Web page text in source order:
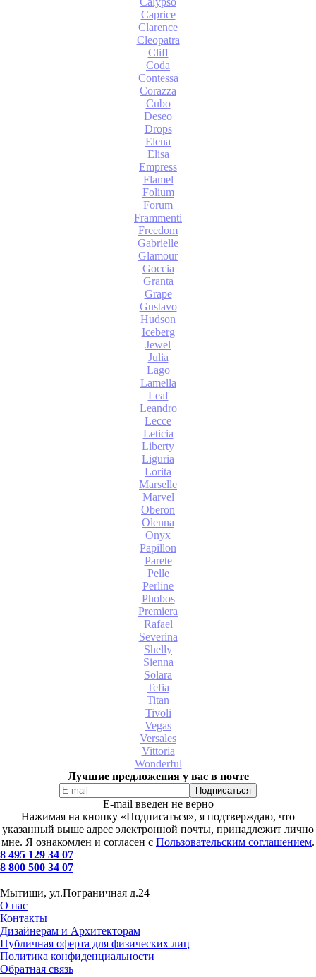
Caprice
Clarence
Cleopatra
Cliff
Coda
Contessa
Corazza
Cubo
Deseo
Drops
Elena
Elisa
Empress
Flamel
Folium
Forum
Frammenti
Freedom
Gabrielle
Glamour
Goccia
Granta
Grape
Gustavo
Hudson
Iceberg
Jewel
Julia
Lago
Lamella
Leaf
Leandro
Lecce
Leticia
Liberty
Liguria
Lorita
Marselle
Marvel
Oberon
Olenna
Onyx
Papillon
Parete
Pelle
Perline
Phobos
Premiera
Rafael
Severina
Shelly
Sienna
Solara
Tefia
Titan
Tivoli
Vegas
Versales
Vittoria
Wonderful
Лучшие предложения у вас в почте
E-mail введен не верно
Нажимая на кнопку «Подписаться», я подтверждаю, что
указанный выше адрес электронной почты, принадлежит лично
мне. Я ознакомлен и согласен с Пользовательским соглашением.
8 495 129 34 07
8 800 500 34 07
Мытищи, ул.Пограничная д.24
О нас
Контакты
Дизайнерам и Архитекторам
Публичная оферта для физических лиц
Политика конфиденциальности
Обратная связь